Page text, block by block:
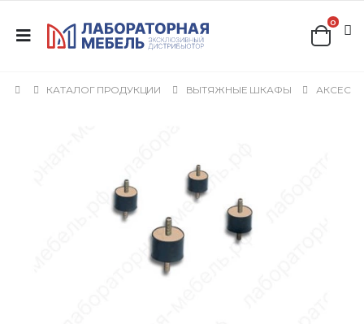
0
КАТАЛОГ ПРОДУКЦИИ ВЫТЯЖНЫЕ ШКАФЫ